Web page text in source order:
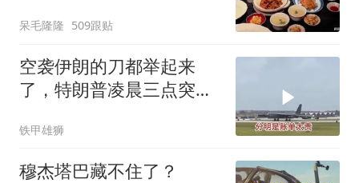
呆毛隆隆 509跟贴
空袭伊朗的刀都举起来
了，特朗普凌晨三点突然
铁甲雄狮
穆杰塔巴藏不住了？